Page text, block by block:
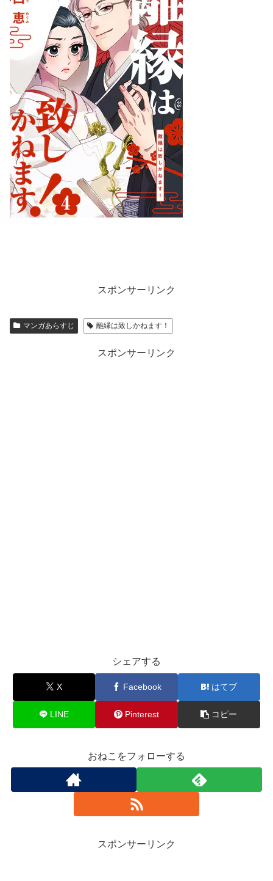
スポンサーリンク
マンガあらすじ 離縁は致しかねます！
スポンサーリンク
シェアする
X Facebook はてブ
LINE Pinterest コピー
おねこをフォローする
スポンサーリンク